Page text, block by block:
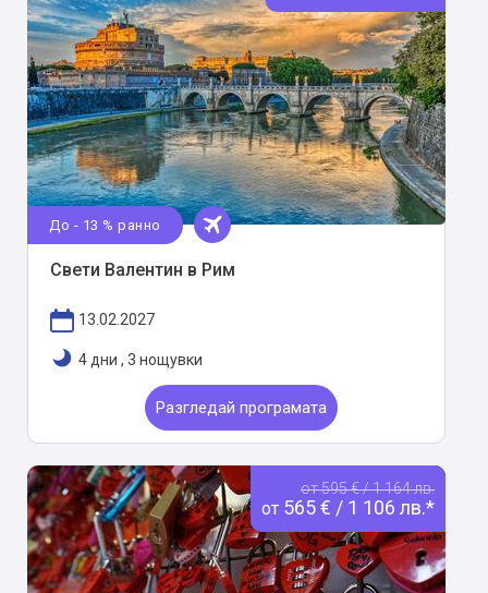
До - 13 % ранно
Свети Валентин в Рим
13.02.2027
4 дни , 3 нощувки
Разгледай програмата
от 595 € / 1 164 лв.
от 565 € / 1 106 лв.*